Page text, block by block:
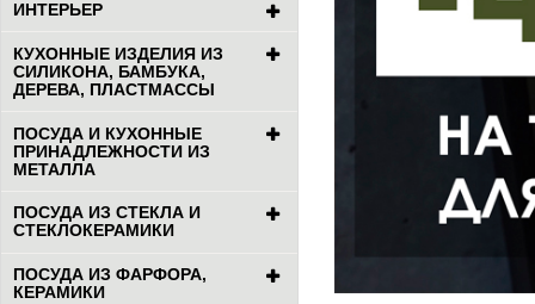
ИНТЕРЬЕР
КУХОННЫЕ ИЗДЕЛИЯ ИЗ
СИЛИКОНА, БАМБУКА,
ДЕРЕВА, ПЛАСТМАССЫ
ПОСУДА И КУХОННЫЕ
ПРИНАДЛЕЖНОСТИ ИЗ
МЕТАЛЛА
ПОСУДА ИЗ СТЕКЛА И
СТЕКЛОКЕРАМИКИ
ПОСУДА ИЗ ФАРФОРА,
КЕРАМИКИ